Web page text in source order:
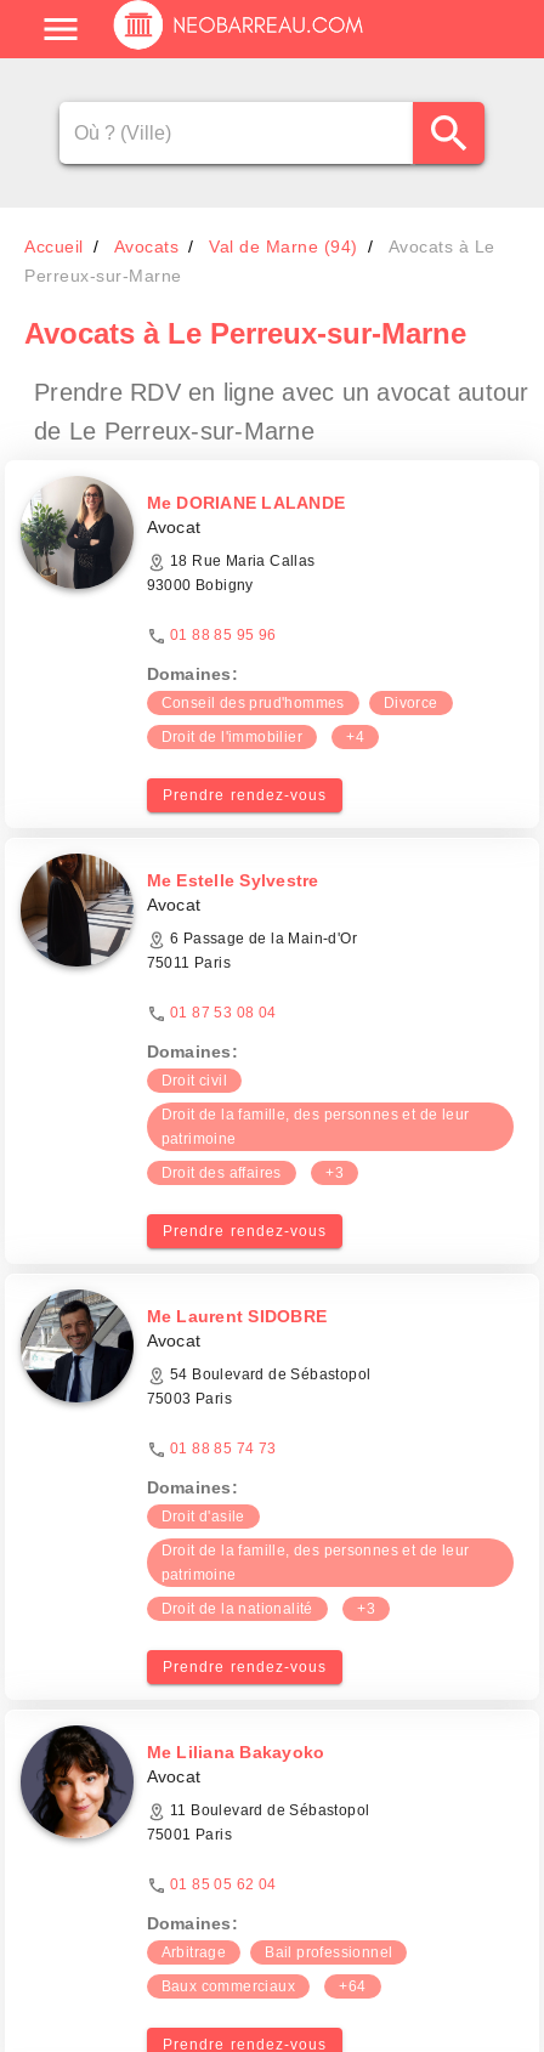
Accueil Avocats Val de Marne (94)
Avocats à Le
Perreux-sur-Marne
Avocats à Le Perreux-sur-Marne
Prendre RDV en ligne avec un avocat autour
de Le Perreux-sur-Marne
Me DORIANE LALANDE
Avocat
18 Rue Maria Callas
93000 Bobigny
01 88 85 95 96
Domaines:
Conseil des prud'hommes
Divorce
Droit de l'immobilier
+4
Prendre rendez-vous
Me Estelle Sylvestre
Avocat
6 Passage de la Main-d'Or
75011 Paris
01 87 53 08 04
Domaines:
Droit civil
Droit de la famille, des personnes et de leur
patrimoine
Droit des affaires
+3
Prendre rendez-vous
Me Laurent SIDOBRE
Avocat
54 Boulevard de Sébastopol
75003 Paris
01 88 85 74 73
Domaines:
Droit d'asile
Droit de la famille, des personnes et de leur
patrimoine
Droit de la nationalité
+3
Prendre rendez-vous
Me Liliana Bakayoko
Avocat
11 Boulevard de Sébastopol
75001 Paris
01 85 05 62 04
Domaines:
Arbitrage
Bail professionnel
Baux commerciaux
+64
Prendre rendez-vous